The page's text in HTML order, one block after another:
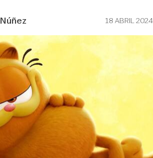
18 ABRIL 2024